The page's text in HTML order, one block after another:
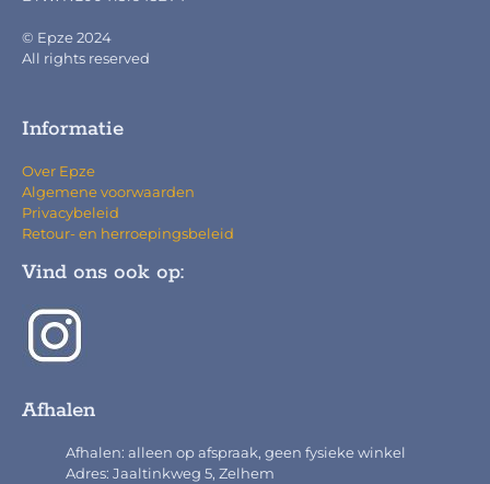
© Epze 2024
All rights reserved
Informatie
Over Epze
Algemene voorwaarden
Privacybeleid
Retour- en herroepingsbeleid
Vind ons ook op:
Afhalen
Afhalen: alleen op afspraak, geen fysieke winkel
Adres: Jaaltinkweg 5, Zelhem